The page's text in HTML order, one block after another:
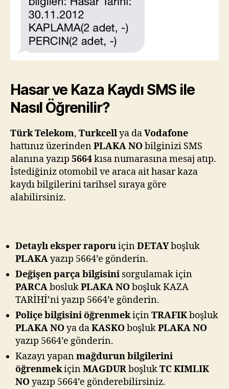
Hasar ve Kaza Kaydı SMS ile
Nasıl Öğrenilir?
Türk Telekom, Turkcellya daVodafone
hattınız üzerindenPLAKA NObilginizi SMS
alanına yazıp 5664kısa numarasına mesaj atıp.
İstediğiniz otomobil ve araca ait hasar kaza
kaydı bilgilerini tarihsel sıraya göre
alabilirsiniz.
Detaylı eksper raporuiçinDETAYboşluk
PLAKAyazıp 5664’e gönderin.
Değişen parça bilgisini sorgulamak için
PARCAboslukPLAKA NOboşluk KAZA
TARİHİ’ni yazıp 5664’e gönderin.
Poliçe bilgisini öğrenmekiçinTRAFIKboşluk
PLAKA NOya daKASKOboşlukPLAKA NO
yazıp 5664’e gönderin.
Kazayı yapanmağdurun bilgilerini
öğrenmekiçinMAGDURboşlukTC KIMLIK
NOyazıp 5664’e gönderebilirsiniz.